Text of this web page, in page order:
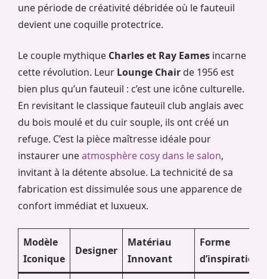
une période de créativité débridée où le fauteuil
devient une coquille protectrice.
Le couple mythique Charles et Ray Eames incarne
cette révolution. Leur Lounge Chair de 1956 est
bien plus qu’un fauteuil : c’est une icône culturelle.
En revisitant le classique fauteuil club anglais avec
du bois moulé et du cuir souple, ils ont créé un
refuge. C’est la pièce maîtresse idéale pour
instaurer uneatmosphère cosy dans le salon,
invitant à la détente absolue. La technicité de sa
fabrication est dissimulée sous une apparence de
confort immédiat et luxueux.
Modèle
Iconique
Designer
Matériau
Innovant
Forme
d’inspiration